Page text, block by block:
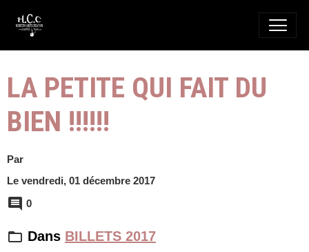
LA PETITE QUI FAIT DU
BIEN !!!!!!
Par
Le vendredi, 01 décembre 2017
0
Dans BILLETS 2017